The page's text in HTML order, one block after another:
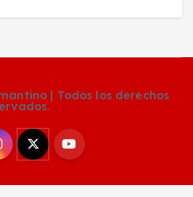
| Todos los derechos